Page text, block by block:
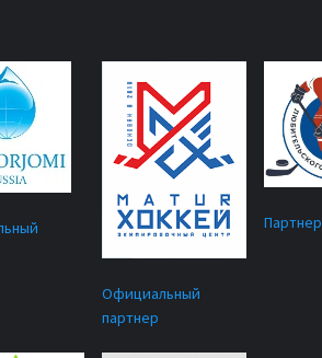
Официальный
партнер
Партнер